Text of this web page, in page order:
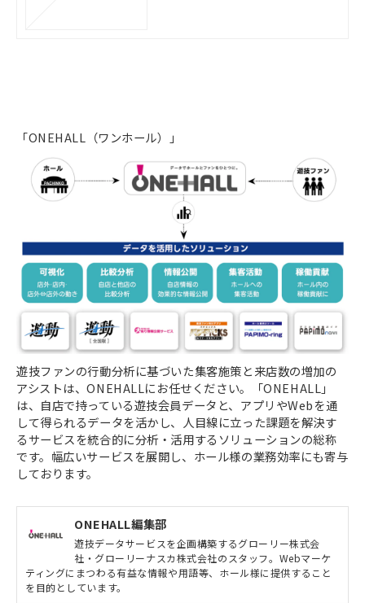
「ONEHALL（ワンホール）」
遊技ファンの行動分析に基づいた集客施策と来店数の増加の
アシストは、ONEHALLにお任せください。「ONEHALL」
は、自店で持っている遊技会員データと、アプリやWebを通
して得られるデータを活かし、人目線に立った課題を解決す
るサービスを統合的に分析・活用するソリューションの総称
です。幅広いサービスを展開し、ホール様の業務効率にも寄与
しております。
ONEHALL編集部
遊技データサービスを企画構築するグローリー株式会
社・グローリーナスカ株式会社のスタッフ。Webマーケ
ティングにまつわる有益な情報や用語等、ホール様に提供すること
を目的としています。